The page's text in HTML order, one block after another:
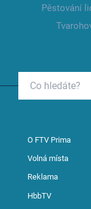
Pěstování
O FTV Prima
Volná místa
Reklama
HbbTV